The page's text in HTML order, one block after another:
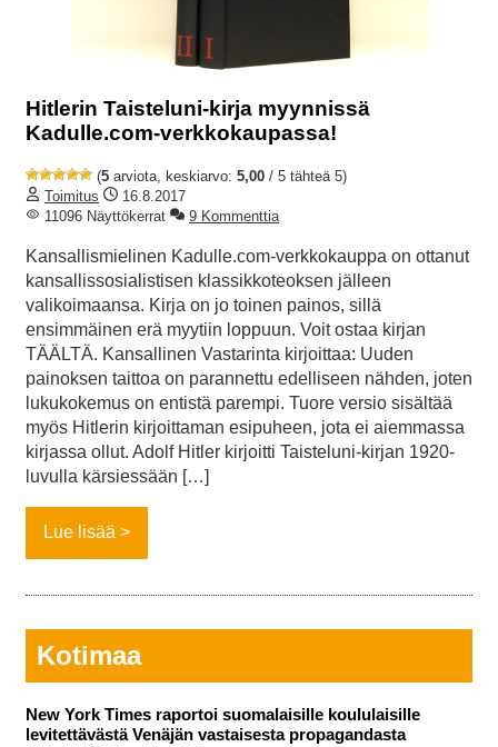
Hitlerin Taisteluni-kirja myynnissä
Kadulle.com-verkkokaupassa!
(5 arviota, keskiarvo: 5,00 / 5 tähteä 5)
Toimitus
16.8.2017
11096 Näyttökerrat
9 Kommenttia
Kansallismielinen Kadulle.com-verkkokauppa on ottanut
kansallissosialistisen klassikkoteoksen jälleen
valikoimaansa. Kirja on jo toinen painos, sillä
ensimmäinen erä myytiin loppuun. Voit ostaa kirjan
TÄÄLTÄ. Kansallinen Vastarinta kirjoittaa: Uuden
painoksen taittoa on parannettu edelliseen nähden, joten
lukukokemus on entistä parempi. Tuore versio sisältää
myös Hitlerin kirjoittaman esipuheen, jota ei aiemmassa
kirjassa ollut. Adolf Hitler kirjoitti Taisteluni-kirjan 1920-
luvulla kärsiessään […]
Lue lisää
Kotimaa
New York Times raportoi suomalaisille koululaisille
levitettävästä Venäjän vastaisesta propagandasta